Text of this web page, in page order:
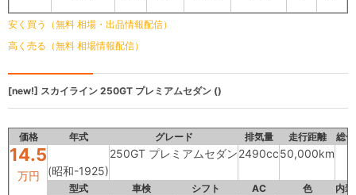
安く買う（無料 相場・出品情報配信）
高く売る（無料 相場情報配信）
[new!] スカイライン 250GT プレミアムセダン ()
価格 年式 グレード 排気量 走行距離 総
14.5
万円 (昭和-1925)
250GT プレミアムセダン2490cc50,000km
型式 車検 シフト AC 色 内装